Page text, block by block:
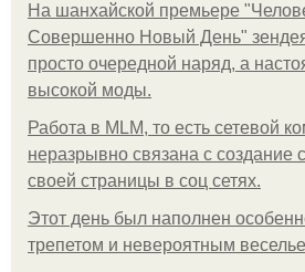
На шанхайской премьере
Совершенно Новый День"
просто очередной наряд, а
высокой моды.
Работа в MLM, то есть сетевой
неразрывно связана с создание
своей страницы в соц сетях.
Этот день был наполнен
трепетом и невероятным